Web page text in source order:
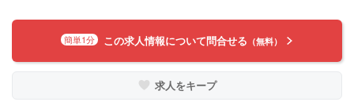
簡単1分 この求人情報について問合せる （無料）
求人をキープ